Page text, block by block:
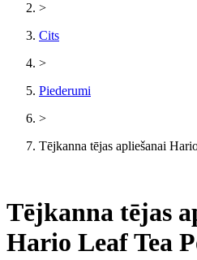
>
Cits
>
Piederumi
>
Tējkanna tējas apliešanai
Tējkanna tējas
Hario Leaf Tea